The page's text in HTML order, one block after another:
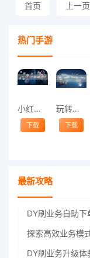
首页 上一页
热门手游
小红书成长秘籍：如何轻松实现高效涨赞与精
下载
玩转快手，粉丝飙升！掌握这些技巧让你轻松
下载
最新攻略